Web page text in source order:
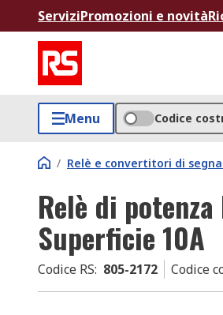
ServiziPromozioni e novità
Menu Codice
/ Relè e convertitori di
Relè di
Superficie 10A
Codice RS: 805-2172 Codice